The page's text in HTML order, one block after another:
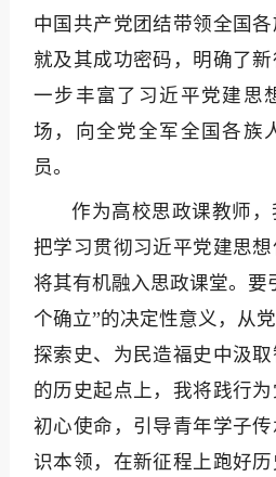
中国共产党团结带领全国
就及其成功密码，明确了
一步丰富了习近平党建思
场，向全党全军全国各族
员。
作为高校思政课教师
把学习贯彻习近平党建思想
将其有机融入思政课堂。要
个确立”的决定性意义，从
探索史、为民造福史中汲
的历史起点上，我将践行
初心使命，引导青年学子
识本领，在新征程上跑好